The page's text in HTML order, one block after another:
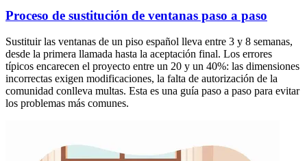
Proceso de sustitución de ventanas paso a paso
Sustituir las ventanas de un piso español lleva entre 3 y 8 semanas,
desde la primera llamada hasta la aceptación final. Los errores
típicos encarecen el proyecto entre un 20 y un 40%: las dimensiones
incorrectas exigen modificaciones, la falta de autorización de la
comunidad conlleva multas. Esta es una guía paso a paso para evitar
los problemas más comunes.